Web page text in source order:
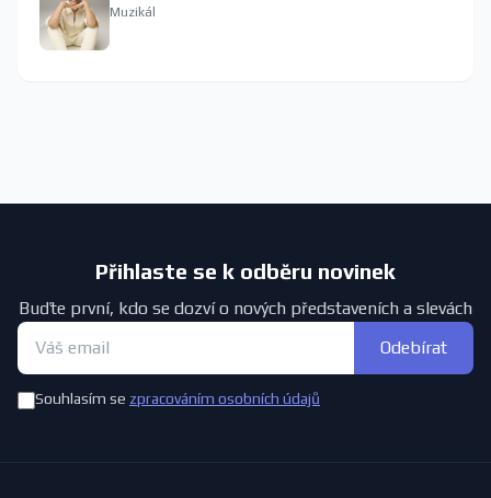
Muzikál
Přihlaste se k odběru novinek
Buďte první, kdo se dozví o nových představeních a slevách
Odebírat
Souhlasím se zpracováním osobních údajů